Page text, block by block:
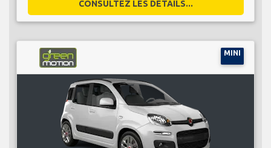
CONSULTEZ LES DÉTAILS...
MINI